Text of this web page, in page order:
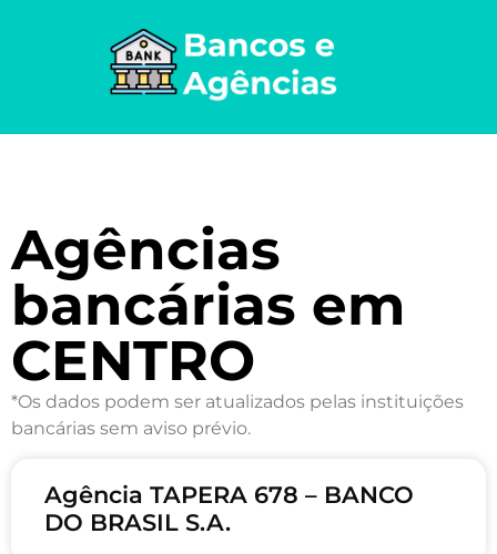
Agências
bancárias em
CENTRO
*Os dados podem ser atualizados pelas instituições
bancárias sem aviso prévio.
Agência TAPERA 678 – BANCO
DO BRASIL S.A.